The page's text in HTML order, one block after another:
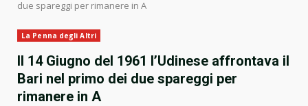
due spareggi per rimanere in A
La Penna degli Altri
Il 14 Giugno del 1961 l’Udinese affrontava il
Bari nel primo dei due spareggi per
rimanere in A